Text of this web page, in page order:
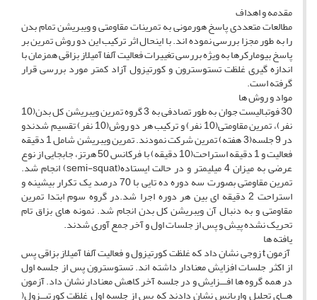
مقدمه و اهداف
مطالعات متعددی پاسخ هورمونی به تمرینات مقاومتی و ویبریشن تمام بدن
را به طور مجزا بررسی نموده اند. با اینحال اثر ترکیب این دو روش تمرین بر
پاسخ بیومارکرها به ویژه بررسی تغییرات فعالیت آلفا آمیلاز بزاقی همزمان با
اندازه گیری غلظت تستوسترون و کورتیزول آزاد کمتر مورد بررسی قرار
گرفته است.
مواد و روش ها
30 فوتبالیست جوان به طور تصادفی به 3 گروه تمرین ویبریشن کل بدن(10
نفر)، تمرین مقاومتی(10 نفر) و ترکیب هر دو روش(10 نفر) تقسیم شدندو
در 9 جلسه(3 هفته) تمرین شرکت نمودند. تمرین ویبریشن شامل 1 دقیقه
فعالیت و 1 دقیقه استراحت(10 دقیقه) با فرکانس 50 هرتز، جابجایی از نوع
عرضی به میزان 4 میلیمتر و در حالت ایستاده(semi-squat) انجام شد.
تمرین مقاومتی بصورت سه دوره ده تایی با 70 درصد یک تکرار بیشینه و
استراحت 2 دقیقه ای بین هر دوره اجرا شد.در گروه سوم ابتدا تمرین
مقاومتی و به دنبال آن ویبریشن کل بدن انجام شد. نمونه های بزاق تام
تحریک نشده پیش و پس از جلسات اول و آخر جمع آوری شدند.
یافته ها
آزمون t زوجی نشان داد که غلظت کورتیزول و فعالیت آلفا آمیلاز بزاقی پس
از اکثر جلسات افزایش معنادار داشته اند. تستوسترون پس از جلسه اول
در همه گروه ها افـــزایش و در جلسه آخر کاهش معنادار نشان داد. آزمون
هــای تحلیل واریانس نشان دادند که پس از جلسه اول غلظت کورتیــزول(